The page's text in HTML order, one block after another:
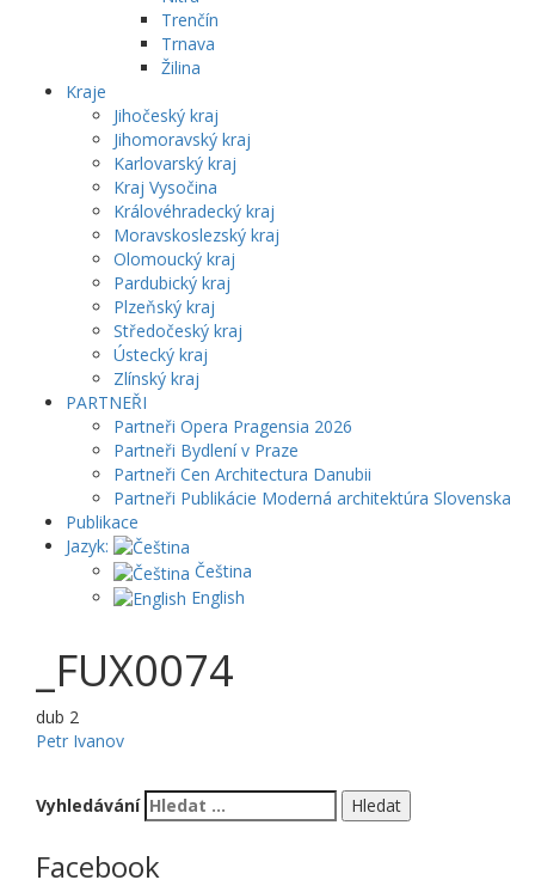
Trenčín
Trnava
Žilina
Kraje
Jihočeský kraj
Jihomoravský kraj
Karlovarský kraj
Kraj Vysočina
Královéhradecký kraj
Moravskoslezský kraj
Olomoucký kraj
Pardubický kraj
Plzeňský kraj
Středočeský kraj
Ústecký kraj
Zlínský kraj
PARTNEŘI
Partneři Opera Pragensia 2026
Partneři Bydlení v Praze
Partneři Cen Architectura Danubii
Partneři Publikácie Moderná architektúra Slovenska
Publikace
Jazyk:
Čeština
English
_FUX0074
dub 2
Petr Ivanov
Vyhledávání
Facebook